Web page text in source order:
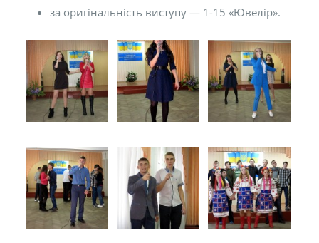
за оригінальність виступу — 1-15 «Ювелір».